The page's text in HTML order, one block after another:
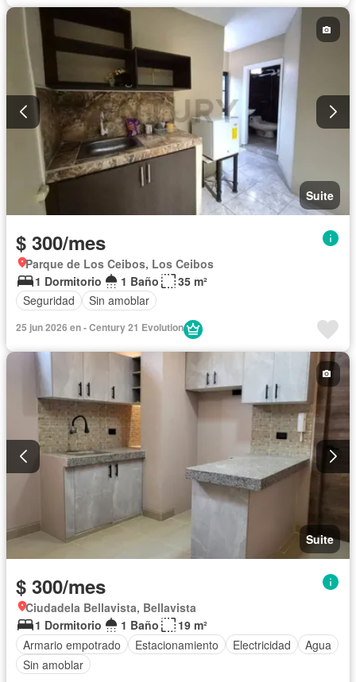
Suite
$ 300/mes
Parque de Los Ceibos, Los Ceibos
1 Dormitorio
1 Baño
35 m²
Seguridad
Sin amoblar
25 jun 2026 en - Century 21 Evolution
Suite
$ 300/mes
Ciudadela Bellavista, Bellavista
1 Dormitorio
1 Baño
19 m²
Armario empotrado
Estacionamiento Electricidad
Agua
Sin amoblar